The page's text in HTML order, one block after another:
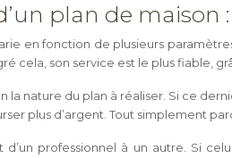
plan de maison
en fonction de plusieurs
cela, son service est le plus fiable,
la nature du plan à réaliser. Si ce
plus d’argent. Tout simplement
d’un professionnel à un autre. Si